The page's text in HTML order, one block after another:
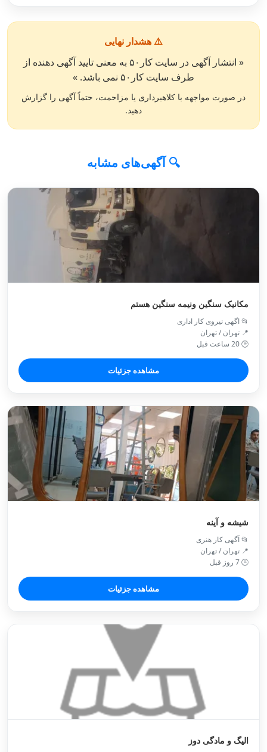
⚠️ هشدار نهایی
« انتشار آگهی در سایت کار۵۰ به معنی تایید آگهی دهنده از
طرف سایت کار۵۰ نمی باشد. »
در صورت مواجهه با کلاهبرداری یا مزاحمت، حتماً آگهی را گزارش
دهید.
🔍 آگهی‌های مشابه
مکانیک سنگین ونیمه سنگین هستم
📂 اگهی نیروی کار اداری
📍 تهران / تهران
🕒 20 ساعت قبل
مشاهده جزئیات
شیشه و آینه
📂 آگهی کار هنری
📍 تهران / تهران
🕒 7 روز قبل
مشاهده جزئیات
الیگ و مادگی دوز